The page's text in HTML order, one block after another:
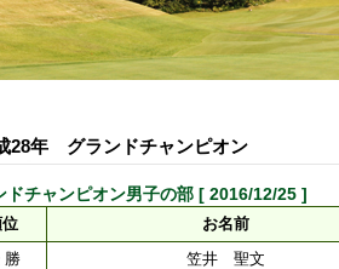
28年 グランドチャンピオン
ドチャンピオン男子の部 [ 2016/12/25 ]
お名前
勝
笠井 聖文